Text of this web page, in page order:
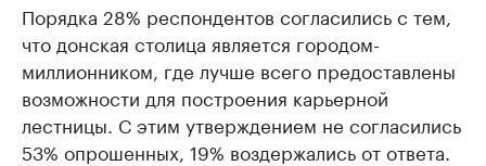
Порядка 28% респондентов согласились с тем,
что донская столица является городом-
миллионником, где лучше всего предоставлены
возможности для построения карьерной
лестницы. С этим утверждением не согласились
53% опрошенных, 19% воздержались от ответа.